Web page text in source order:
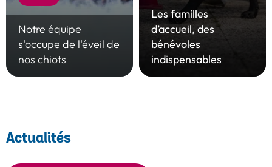
Notre équipe
s'occupe de l'éveil de
nos chiots
Les familles
d’accueil, des
bénévoles
indispensables
Actualités